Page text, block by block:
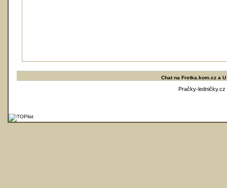
Chat na Fretka.kom.cza
Pračky-ledničky.cz